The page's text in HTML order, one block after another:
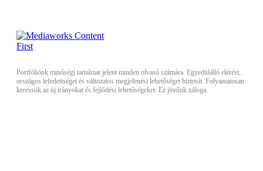
Portfóliónk minőségi tartalmat jelent minden olvasó számára. Egyedülálló elérést,
országos lefedettséget és változatos megjelenési lehetőséget biztosít. Folyamatosan
keressük az új irányokat és fejlődési lehetőségeket. Ez jövőnk záloga.